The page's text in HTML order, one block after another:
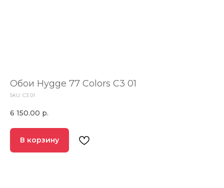
Обои Hygge 77 Colors C3 01
SKU: C3 01
6 150.00 р.
В корзину